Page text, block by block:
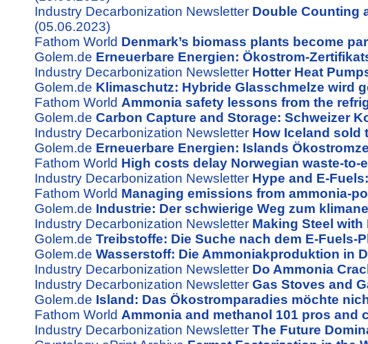
Industry Decarbonization Newsletter Double Counting
(05.06.2023)
Fathom World Denmark’s biomass plants become
Golem.de Erneuerbare Energien: Ökostrom-
Industry Decarbonization Newsletter Hotter Heat
Golem.de Klimaschutz: Hybride Glasschmelze wird
Fathom World Ammonia safety lessons from the
Golem.de Carbon Capture and Storage: Schweizer
Industry Decarbonization Newsletter How Iceland sold
Golem.de Erneuerbare Energien: Islands
Fathom World High costs delay Norwegian waste-
Industry Decarbonization Newsletter Hype and E-
Fathom World Managing emissions from ammonia-
Golem.de Industrie: Der schwierige Weg zum
Industry Decarbonization Newsletter Making Steel
Golem.de Treibstoffe: Die Suche nach dem E-Fuels-
Golem.de Wasserstoff: Die Ammoniakproduktion in
Industry Decarbonization Newsletter Do Ammonia
Industry Decarbonization Newsletter Gas Stoves and
Golem.de Island: Das Ökostromparadies möchte
Fathom World Ammonia and methanol 101 pros and
Industry Decarbonization Newsletter The Future